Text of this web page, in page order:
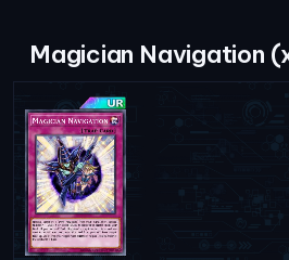
Magician Navigation